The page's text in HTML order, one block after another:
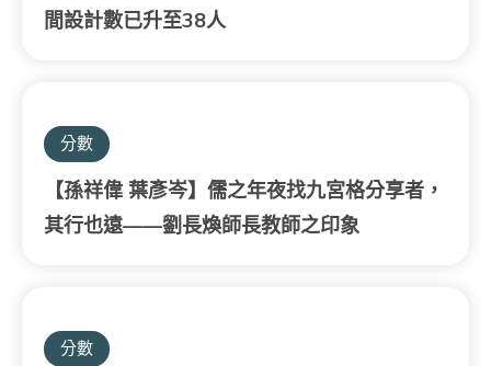
間設計數已升至38人
分數
【孫祥偉 葉彥岑】儒之年夜找九宮格分享者，
其行也遠——劉長煥師長教師之印象
分數